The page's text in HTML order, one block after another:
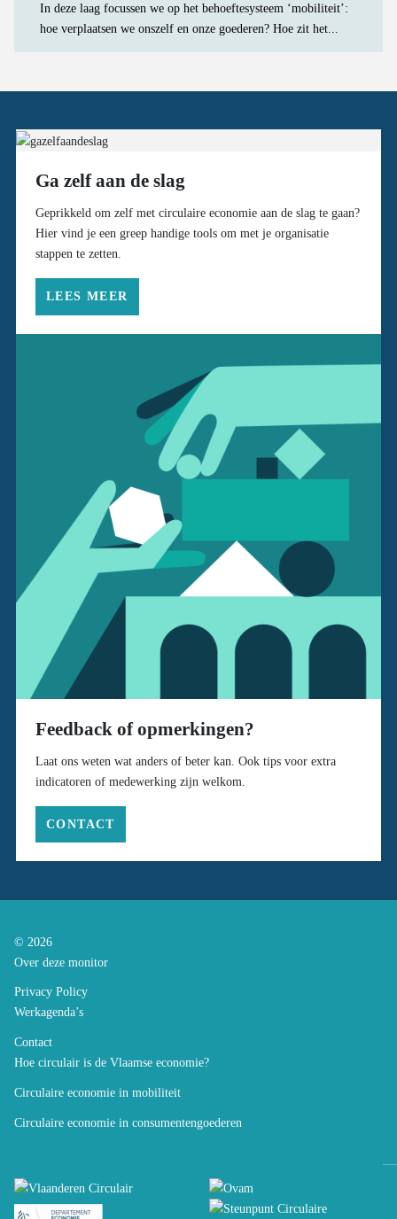
In deze laag focussen we op het behoeftesysteem ‘mobiliteit’:
hoe verplaatsen we onszelf en onze goederen? Hoe zit het...
Ga zelf aan de slag
Geprikkeld om zelf met circulaire economie aan de slag te gaan?
Hier vind je een greep handige tools om met je organisatie
stappen te zetten.
LEES MEER
Feedback of opmerkingen?
Laat ons weten wat anders of beter kan. Ook tips voor extra
indicatoren of medewerking zijn welkom.
CONTACT
© 2026
Over deze monitor
Privacy Policy
Werkagenda’s
Contact
Hoe circulair is de Vlaamse economie?
Circulaire economie in mobiliteit
Circulaire economie in consumentengoederen